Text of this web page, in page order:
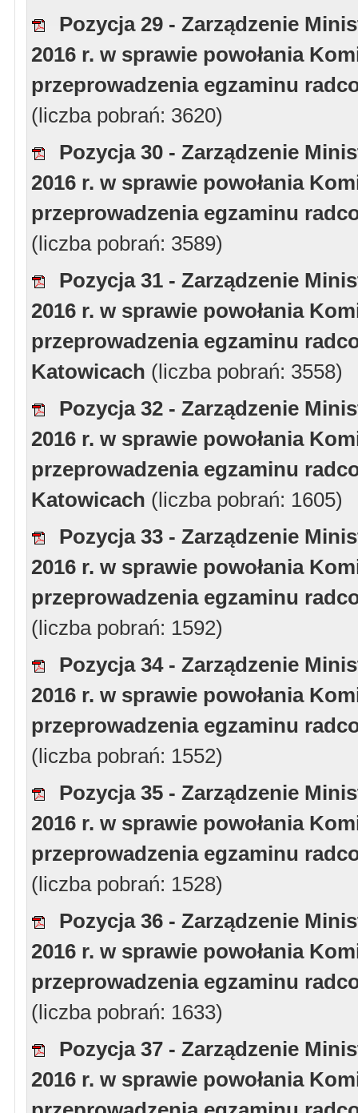
Pozycja 29 - Zarządzenie
2016 r. w sprawie powołania
przeprowadzenia egzaminu
(liczba pobrań: 3620)
Pozycja 30 - Zarządzenie
2016 r. w sprawie powołania
przeprowadzenia egzaminu
(liczba pobrań: 3589)
Pozycja 31 - Zarządzenie
2016 r. w sprawie powołania
przeprowadzenia egzaminu
Katowicach (liczba pobrań: 3558)
Pozycja 32 - Zarządzenie
2016 r. w sprawie powołania
przeprowadzenia egzaminu
Katowicach (liczba pobrań: 1605)
Pozycja 33 - Zarządzenie
2016 r. w sprawie powołania
przeprowadzenia egzaminu
(liczba pobrań: 1592)
Pozycja 34 - Zarządzenie
2016 r. w sprawie powołania
przeprowadzenia egzaminu
(liczba pobrań: 1552)
Pozycja 35 - Zarządzenie
2016 r. w sprawie powołania
przeprowadzenia egzaminu
(liczba pobrań: 1528)
Pozycja 36 - Zarządzenie
2016 r. w sprawie powołania
przeprowadzenia egzaminu
(liczba pobrań: 1633)
Pozycja 37 - Zarządzenie
2016 r. w sprawie powołania